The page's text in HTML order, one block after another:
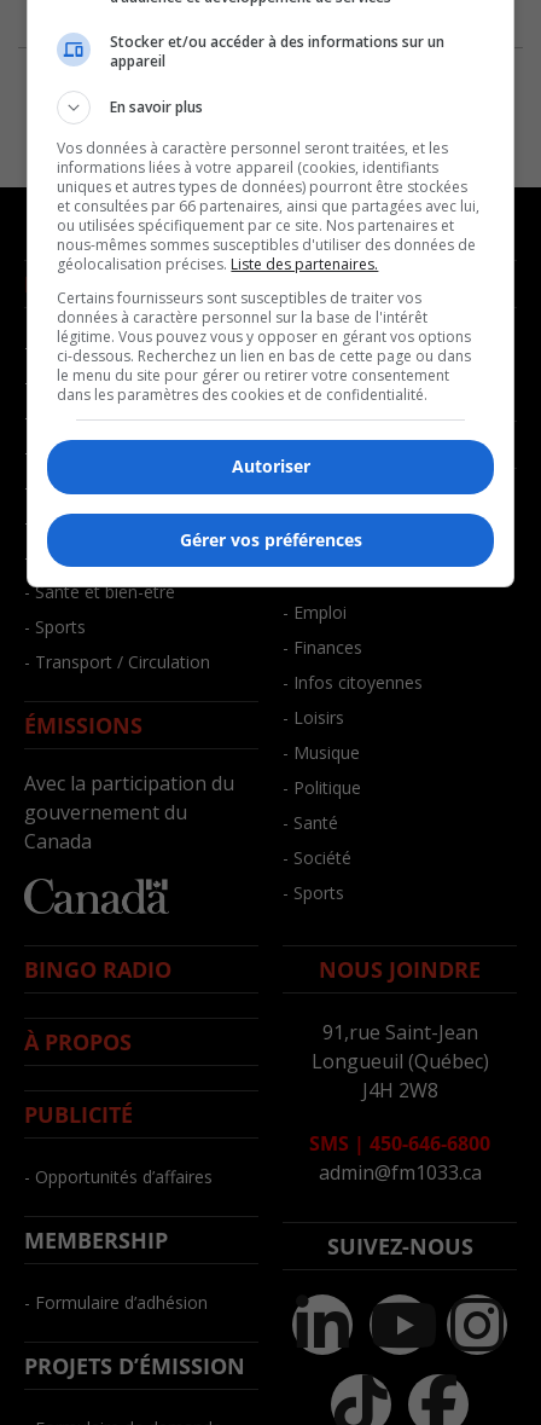
NOUVELLES
- Affaires municipales
- Communauté / Social
- Culture
- Économie
- Éducation
- Environnement
- Faits divers
- Santé et bien-être
- Sports
- Transport / Circulation
ÉMISSIONS
Avec la participation du
gouvernement du
Canada
MUSIQUE
- Décompte franco
- Joué récemment
BALADOS
- Art de vivre
- Emploi
- Finances
- Infos citoyennes
- Loisirs
- Musique
- Politique
- Santé
- Société
- Sports
BINGO RADIO
À PROPOS
PUBLICITÉ
- Opportunités d’affaires
MEMBERSHIP
- Formulaire d’adhésion
PROJETS D’ÉMISSION
NOUS JOINDRE
91,rue Saint-Jean
Longueuil (Québec)
J4H 2W8
SMS | 450-646-6800
admin@fm1033.ca
SUIVEZ-NOUS
Stocker et/ou accéder à des informations sur un
appareil
En savoir plus
Vos données à caractère personnel seront traitées, et les
informations liées à votre appareil (cookies, identifiants
uniques et autres types de données) pourront être stockées
et consultées par 66 partenaires, ainsi que partagées avec lui,
ou utilisées spécifiquement par ce site. Nos partenaires et
nous-mêmes sommes susceptibles d'utiliser des données de
géolocalisation précises. Liste des partenaires.
Certains fournisseurs sont susceptibles de traiter vos
données à caractère personnel sur la base de l'intérêt
légitime. Vous pouvez vous y opposer en gérant vos options
ci-dessous. Recherchez un lien en bas de cette page ou dans
le menu du site pour gérer ou retirer votre consentement
dans les paramètres des cookies et de confidentialité.
Autoriser
Gérer vos préférences